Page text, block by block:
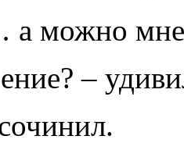
можно мне
–